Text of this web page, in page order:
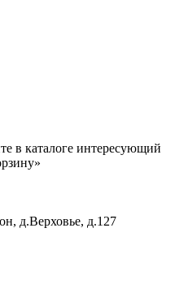
в каталоге интересующий
д.Верховье, д.127